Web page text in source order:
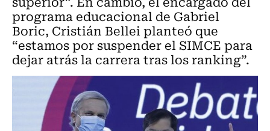
programa educacional de Gabriel
Boric, Cristián Bellei planteó que
“estamos por suspender el SIMCE para
dejar atrás la carrera tras los ranking”.